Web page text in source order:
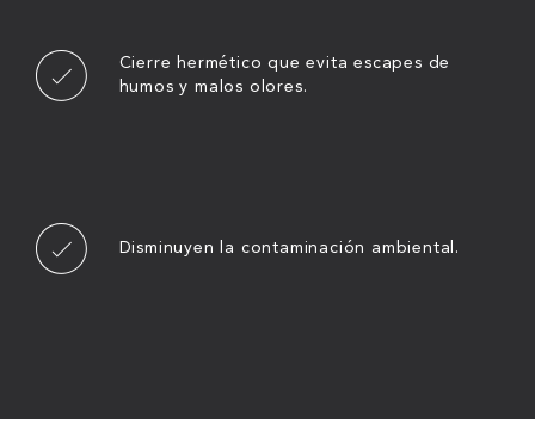
Cierre hermético que evita escapes de
humos y malos olores.
Disminuyen la contaminación ambiental.